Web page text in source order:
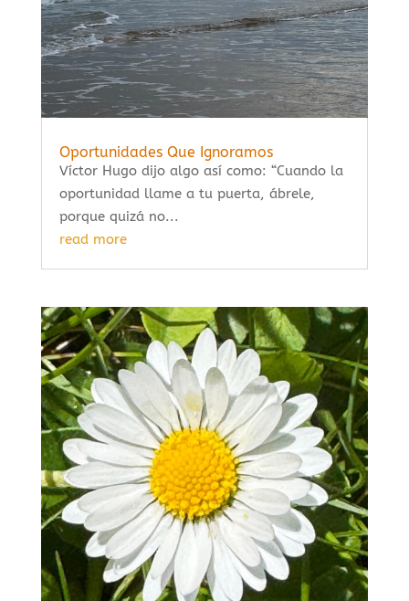
Oportunidades Que Ignoramos
Víctor Hugo dijo algo así como: “Cuando la
oportunidad llame a tu puerta, ábrele,
porque quizá no...
read more